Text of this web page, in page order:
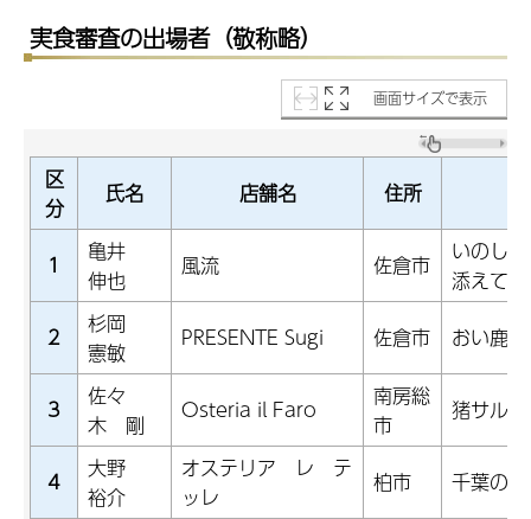
実食審査の出場者（敬称略）
画面サイズで表示
区
分
氏名 店舗名 住所
1
亀井
伸也
風流 佐倉市
いのし
添えて
2
杉岡
憲敏
PRESENTE Sugi 佐倉市 おい鹿
3
佐々
木 剛
Osteria il Faro
南房総
市
猪サル
4
大野
裕介
オステリア レ テ
ッレ
柏市 千葉の